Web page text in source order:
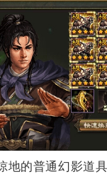
地的普通幻影道具